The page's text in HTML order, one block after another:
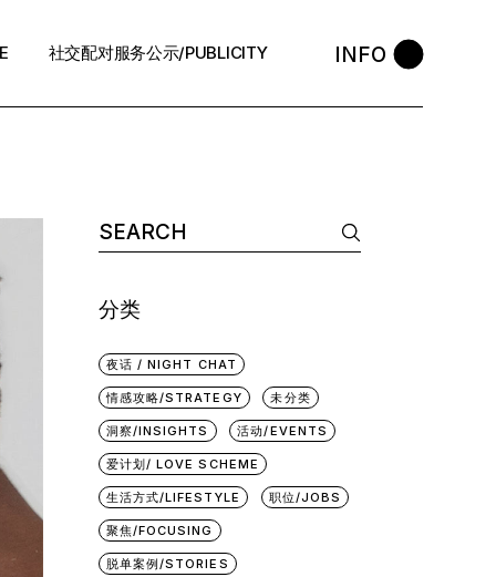
社交配对服务公示/PUBLICITY
退款政策 / Refund Policy
执照资质 / Licence
中介条例 / Agency Policy
预约咨询 / Book
INFO
分类
夜话 / NIGHT CHAT
情感攻略/STRATEGY 未分类
洞察/INSIGHTS 活动/EVENTS
爱计划/ LOVE SCHEME
生活方式/LIFESTYLE 职位/JOBS
聚焦/FOCUSING
脱单案例/STORIES